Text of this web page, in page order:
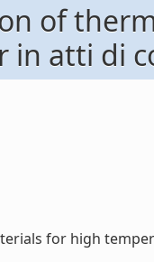
of
in atti di
for high